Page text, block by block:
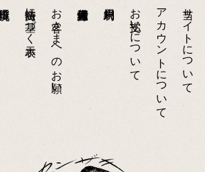
当サイトについて
アカウントについて
お支払いについて
お客さまへのお願い
特商法に基づく表示